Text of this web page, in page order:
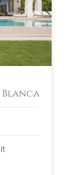
Blanca